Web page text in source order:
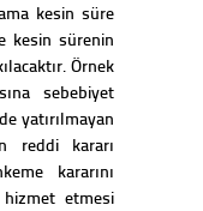
kesin süre
kesin sürenin
Örnek
sebebiyet
yatırılmayan
reddi kararı
kararını
hizmet etmesi